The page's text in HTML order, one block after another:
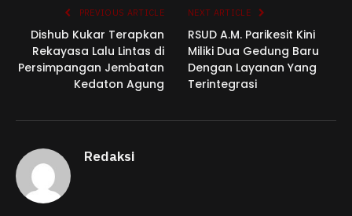
PREVIOUS ARTICLE
Dishub Kukar Terapkan
Rekayasa Lalu Lintas di
Persimpangan Jembatan
Kedaton Agung
NEXT ARTICLE
RSUD A.M. Parikesit Kini
Miliki Dua Gedung Baru
Dengan Layanan Yang
Terintegrasi
Redaksi